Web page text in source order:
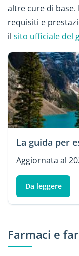
altre cure di
requisiti e
il sito ufficiale del
La guida per
Aggiornata al
Da leggere
Farmaci e